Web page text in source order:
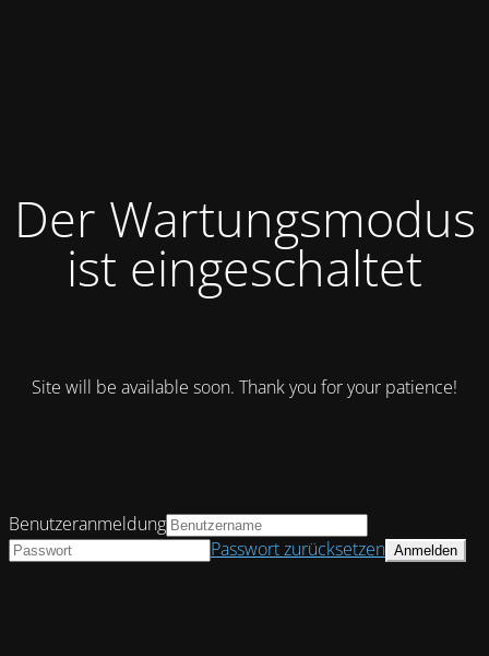
Der Wartungsmodus
ist eingeschaltet
Site will be available soon. Thank you for your patience!
Benutzeranmeldung
Passwort zurücksetzen